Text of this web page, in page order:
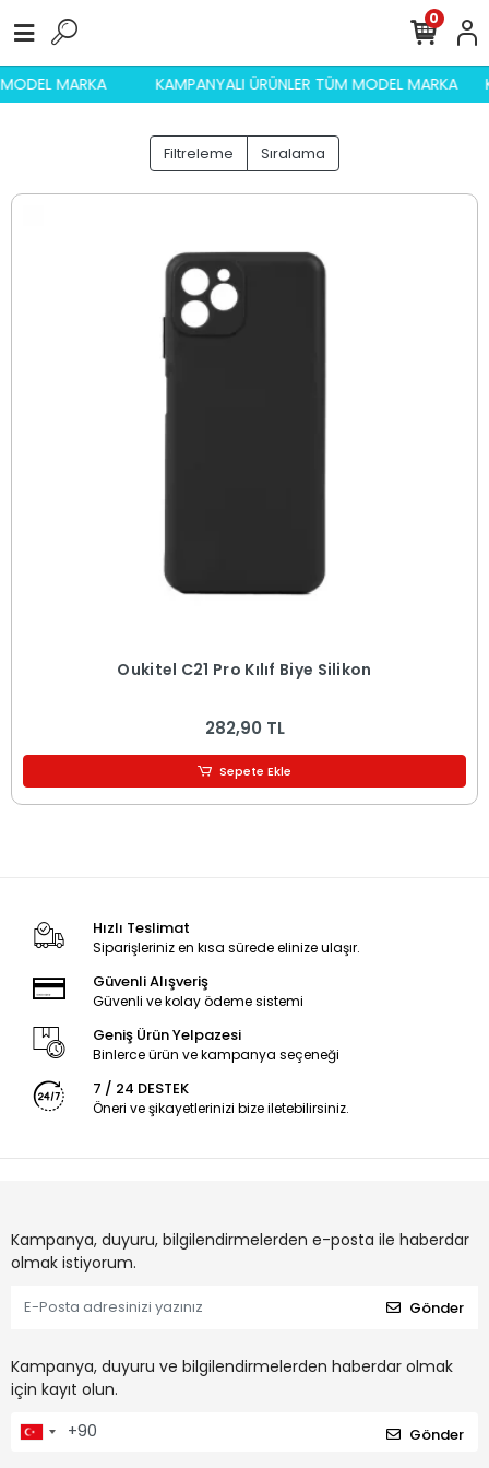
MARKA KAMPANYALI ÜRÜNLER TÜM MODEL MARKA
0
Filtreleme Sıralama
Oukitel C21 Pro Kılıf Biye Silikon
282,90 TL
Sepete Ekle
Hızlı Teslimat
Siparişleriniz en kısa sürede elinize ulaşır.
Güvenli Alışveriş
Güvenli ve kolay ödeme sistemi
Geniş Ürün Yelpazesi
Binlerce ürün ve kampanya seçeneği
7 / 24 DESTEK
Öneri ve şikayetlerinizi bize iletebilirsiniz.
Kampanya, duyuru, bilgilendirmelerden e-posta ile haberdar
olmak istiyorum.
Gönder
Kampanya, duyuru ve bilgilendirmelerden haberdar olmak
için kayıt olun.
Gönder